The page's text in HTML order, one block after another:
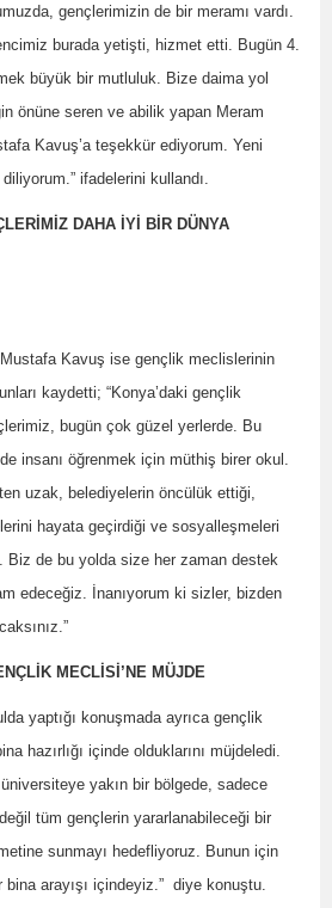
gençlerimizin de bir meramı vardı.
burada yetişti, hizmet etti. Bugün 4.
büyük bir mutluluk. Bize daima yol
önüne seren ve abilik yapan Meram
Kavuş’a teşekkür ediyorum. Yeni
ifadelerini kullandı.
DAHA İYİ BİR DÜNYA
Kavuş ise gençlik meclislerinin
kaydetti; “Konya’daki gençlik
bugün çok güzel yerlerde. Bu
insanı öğrenmek için müthiş birer okul.
uzak, belediyelerin öncülük ettiği,
hayata geçirdiği ve sosyalleşmeleri
Biz de bu yolda size her zaman destek
edeceğiz. İnanıyorum ki sizler, bizden
MECLİSİ’NE MÜJDE
yaptığı konuşmada ayrıca gençlik
hazırlığı içinde olduklarını müjdeledi.
yakın bir bölgede, sadece
tüm gençlerin yararlanabileceği bir
sunmayı hedefliyoruz. Bunun için
arayışı içindeyiz.” diye konuştu.